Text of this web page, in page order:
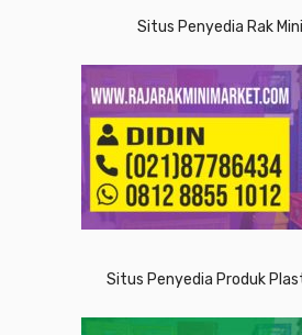
Situs Penyedia Rak
Situs Penyedia Produk